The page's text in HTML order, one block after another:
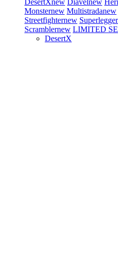
DesertXnew Diavelnew
Monsternew Multistradanew
Streetfighternew
Scramblernew LIMITED
DesertX